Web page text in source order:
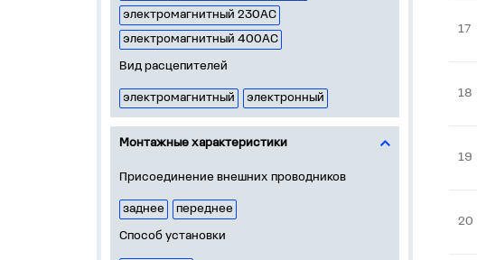
электромагнитный 230AC
электромагнитный 400AC
Вид расцепителей
электромагнитный электронный
Монтажные характеристики
Присоединение внешних проводников
заднее
переднее
Способ установки
17
18
19
20